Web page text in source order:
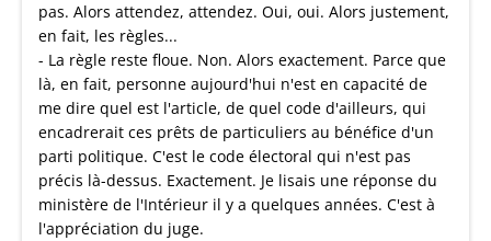
pas. Alors attendez, attendez. Oui, oui. Alors justement,
en fait, les règles...
- La règle reste floue. Non. Alors exactement. Parce que
là, en fait, personne aujourd'hui n'est en capacité de
me dire quel est l'article, de quel code d'ailleurs, qui
encadrerait ces prêts de particuliers au bénéfice d'un
parti politique. C'est le code électoral qui n'est pas
précis là-dessus. Exactement. Je lisais une réponse du
ministère de l'Intérieur il y a quelques années. C'est à
l'appréciation du juge.